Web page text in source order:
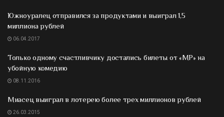
Южноуралец отправился за продуктами и выиграл 1,5
миллиона рублей
06.04.2017
Только одному счастливчику достались билеты от «МР» на
убойную комедию
08.11.2016
Миасец выиграл в лотерею более трех миллионов рублей
26.03.2015